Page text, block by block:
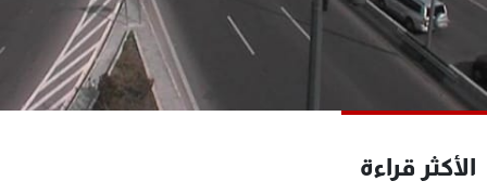
الأكثر قراءة
شاهد البرامج
الترددات
لاعلاناتكم